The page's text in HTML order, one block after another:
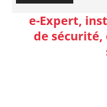
e-Expert,
de sécurité,